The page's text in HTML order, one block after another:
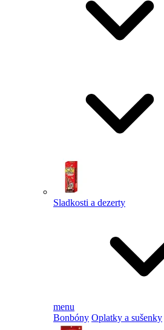
Sladkosti a dezerty
menu
Bonbóny Oplatky a sušenky